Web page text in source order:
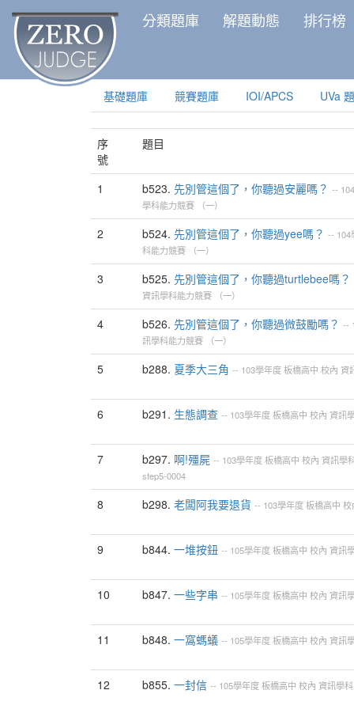
分類題庫 解題動態 排行榜
基礎題庫 競賽題庫 IOI/APCS UVa
序
號
題目
1 b523. 先別管這個了，你聽過安麗嗎？ --
學科能力競賽
（一）
2 b524. 先別管這個了，你聽過yee嗎？ -- 104
科能力競賽
（一）
3 b525. 先別管這個了，你聽過turtlebee嗎？
資訊學科能力競賽 （一）
4 b526. 先別管這個了，你聽過微鼓勵嗎？ --
訊學科能力競賽
（一）
5 b288. 夏季大三角 -- 103學年度板橋高中 校內 資
6 b291. 生態調查 -- 103學年度板橋高中 校內 資訊
7 b297. 啊!殭屍 -- 103學年度板橋高中 校內 資訊學
step5-0004
8 b298. 老闆阿我要退貨 -- 103學年度板橋高中 校
9 b844. 一堆按鈕 -- 105學年度板橋高中 校內 資訊
10 b847. 一些字串 -- 105學年度板橋高中 校內 資訊
11 b848. 一窩螞蟻 -- 105學年度板橋高中 校內 資訊
12 b855. 一封信 -- 105學年度板橋高中 校內 資訊學